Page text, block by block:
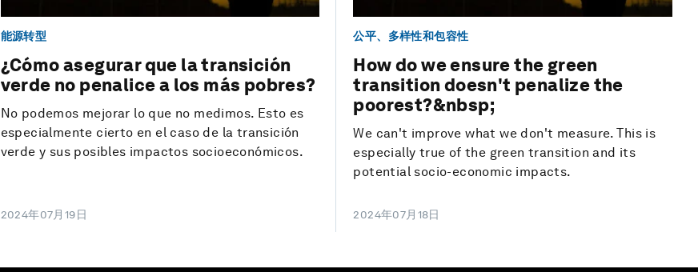
能源转型
¿Cómo asegurar que la transición
verde no penalice a los más pobres?
No podemos mejorar lo que no medimos. Esto es
especialmente cierto en el caso de la transición
verde y sus posibles impactos socioeconómicos.
2024年07月19日
公平、多样性和包容性
How do we ensure the green
transition doesn't penalize the
poorest?&nbsp;
We can't improve what we don't measure. This is
especially true of the green transition and its
potential socio-economic impacts.
2024年07月18日